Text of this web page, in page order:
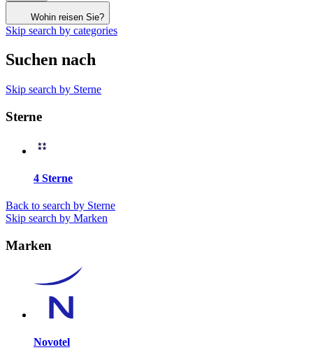
Wohin reisen Sie?
Skip search by categories
Suchen nach
Skip search by Sterne
Sterne
4 Sterne
Back to search by Sterne
Skip search by Marken
Marken
Novotel